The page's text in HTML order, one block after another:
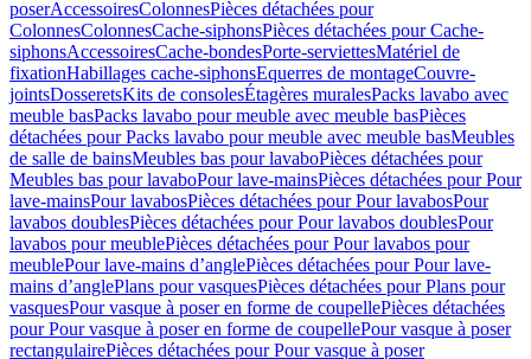
poserAccessoiresColonnesPièces détachées pour
ColonnesColonnesCache-siphonsPièces détachées pour Cache-
siphonsAccessoiresCache-bondesPorte-serviettesMatériel de
fixationHabillages cache-siphonsEquerres de montageCouvre-
jointsDosseretsKits de consolesÉtagères muralesPacks lavabo avec
meuble basPacks lavabo pour meuble avec meuble basPièces
détachées pour Packs lavabo pour meuble avec meuble basMeubles
de salle de bainsMeubles bas pour lavaboPièces détachées pour
Meubles bas pour lavaboPour lave-mainsPièces détachées pour Pour
lave-mainsPour lavabosPièces détachées pour Pour lavabosPour
lavabos doublesPièces détachées pour Pour lavabos doublesPour
lavabos pour meublePièces détachées pour Pour lavabos pour
meublePour lave-mains d’anglePièces détachées pour Pour lave-
mains d’anglePlans pour vasquesPièces détachées pour Plans pour
vasquesPour vasque à poser en forme de coupellePièces détachées
pour Pour vasque à poser en forme de coupellePour vasque à poser
rectangulairePièces détachées pour Pour vasque à poser